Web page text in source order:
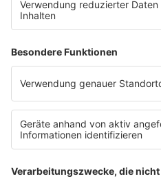
App
Datenschutzerklärung
Kontakt
Impressum
Privacy Settings